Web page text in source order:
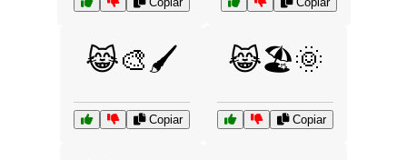
😹🎨🖌️
Copiar
😹🏖️🌞
Copiar